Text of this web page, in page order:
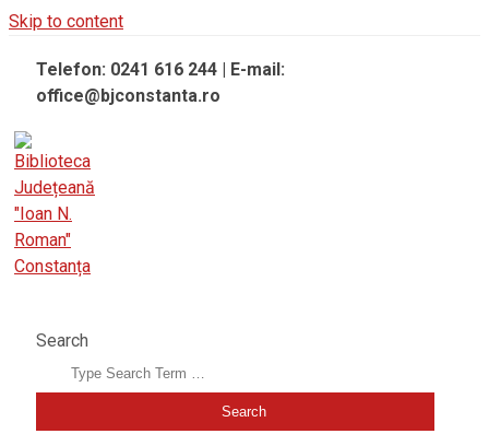
Skip to content
Telefon: 0241 616 244 | E-mail:
office@bjconstanta.ro
Search